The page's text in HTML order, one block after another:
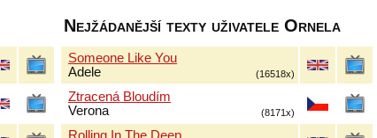
Nejžádanější texty uživatele Ornela
Someone Like You
Adele
(16518x)
Ztracená Bloudím
Verona
(8171x)